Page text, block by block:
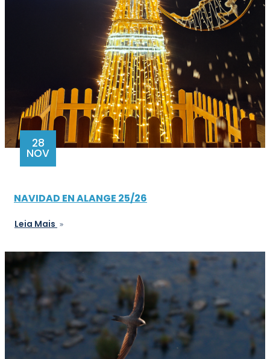
28
NOV
NAVIDAD EN ALANGE 25/26
Leia Mais